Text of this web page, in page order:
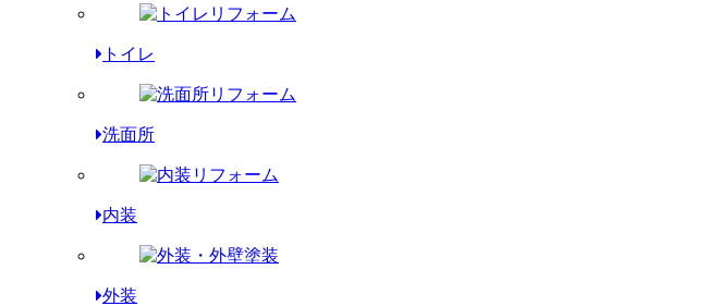
トイレ
洗面所
内装
外装